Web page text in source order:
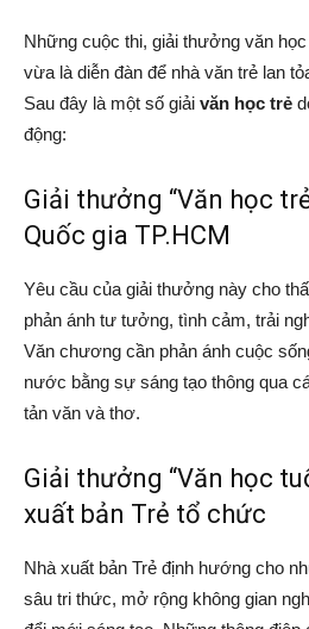
Những cuộc thi, giải thưởng văn
vừa là diễn đàn để nhà văn trẻ lan
Sau đây là một số giải văn học trẻ
động:
Giải thưởng “Văn học
Quốc gia TP.HCM
Yêu cầu của giải thưởng này cho
phản ánh tư tưởng, tình cảm, trải
Văn chương cần phản ánh cuộc
nước bằng sự sáng tạo thông qua
tản văn và thơ.
Giải thưởng “Văn học
xuất bản Trẻ tổ chức
Nhà xuất bản Trẻ định hướng cho
sâu tri thức, mở rộng không gian